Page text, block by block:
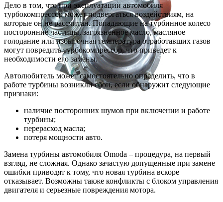
Дело в том, что при эксплуатации автомобиля
турбокомпрессор может подвергаться воздействиям, на
которые он не рассчитан. Попадающие на турбинное колесо
посторонние частицы, загрязненное масло, масляное
голодание или избыточная температура отработавших газов
могут повредить турбокомпрессор, что приведет к
необходимости его замены.
Автолюбитель может самостоятельно определить, что в
работе турбины возникли сбои, если обнаружит следующие
признаки:
наличие посторонних шумов при включении и работе
турбины;
перерасход масла;
потеря мощности авто.
Замена турбины автомобиля Omoda – процедура, на первый
взгляд, не сложная. Однако зачастую допущенные при замене
ошибки приводят к тому, что новая турбина вскоре
отказывает. Возможны также конфликты с блоком управления
двигателя и серьезные повреждения мотора.